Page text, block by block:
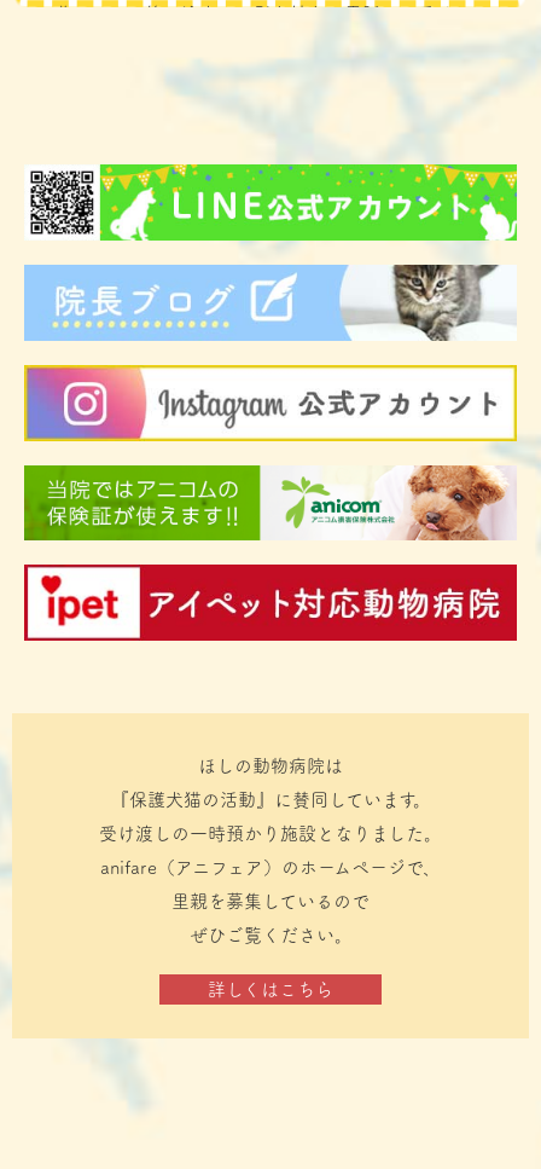
よろしくお願いいたします。
獣医師の神部が復帰しました。
獣医師の神部が育休から復帰しました。
当面はネット予約における予約枠は設けませんので、神部
の診療をご希望の方はお電話にてお問い合わせくださ
い。
よろしくお願い致します。
診療についてのお知らせ
動物看護師の国家資格化に伴い、初めての試験が2023年
2月19日に行われます。そのため2023年2月19日は人数が
かなり少ない中での診療となります。
診療や調剤、お会計などの待ち時間が長くなる可能性が
あります。
電話対応も難しい時間があるかもしれません。
定期的な薬の処方はなるべく避けていただくか、事前にご
相談ください。
国家資格取得に向けてスタッフも頑張っておりますので、
ご理解いただきますようお願いします。
獣医師の竹本が産休に入りました。
また復帰の際にはお知らせいたします。
2022年05月23日
マイクロチップについて
2022年6月1日からマイクロチップ装着・届出に関する法
でまとめています。
「予約が取れない！？」ときの対応法
ほしの動物病院は
『保護犬猫の活動』に賛同しています。
受け渡しの一時預かり施設となりました。
anifare（アニフェア）のホームページで、
里親を募集しているので
ぜひご覧ください。
詳しくはこちら